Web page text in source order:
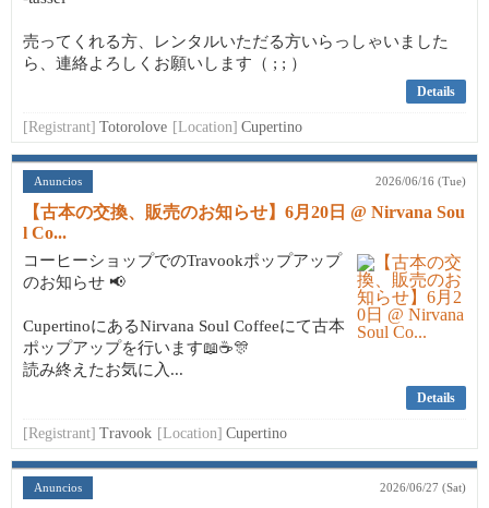
売ってくれる方、レンタルいただる方いらっしゃいました
ら、連絡よろしくお願いします（ ; ; ）
Details
[Registrant] Totorolove [Location] Cupertino
Anuncios 2026/06/16 (Tue)
【古本の交換、販売のお知らせ】6月20日 @ Nirvana Sou
l Co...
コーヒーショップでのTravookポップアップ
のお知らせ 📢
CupertinoにあるNirvana Soul Coffeeにて古本
ポップアップを行います📖☕🎊
読み終えたお気に入...
Details
[Registrant] Travook [Location] Cupertino
Anuncios 2026/06/27 (Sat)